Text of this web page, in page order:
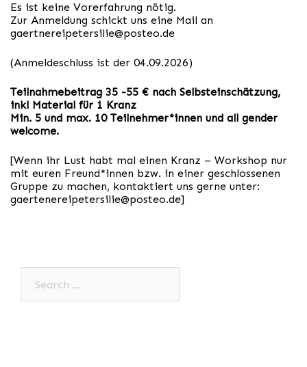
Es ist keine Vorerfahrung nötig.
Zur Anmeldung schickt uns eine Mail an
gaertnereipetersilie@posteo.de
(Anmeldeschluss ist der 04.09.2026)
Teilnahmebeitrag 35 -55 € nach Selbsteinschätzung,
inkl Material für 1 Kranz
Min. 5 und max. 10 Teilnehmer*innen und all gender
welcome.
[Wenn ihr Lust habt mal einen Kranz – Workshop nur
mit euren Freund*innen bzw. in einer geschlossenen
Gruppe zu machen, kontaktiert uns gerne unter:
gaertenereipetersilie@posteo.de]